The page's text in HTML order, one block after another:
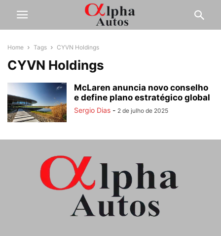
Home Tags CYVN Holdings
CYVN Holdings
McLaren anuncia novo conselho
e define plano estratégico global
Sergio Dias - 2 de julho de 2025